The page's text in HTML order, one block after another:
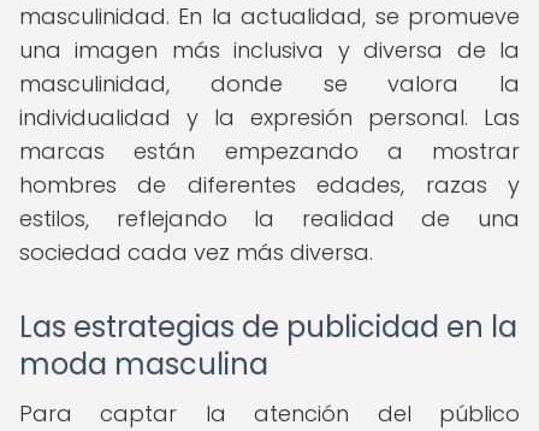
masculinidad. En la actualidad, se promueve
una imagen más inclusiva y diversa de la
masculinidad, donde se valora la
individualidad y la expresión personal. Las
marcas están empezando a mostrar
hombres de diferentes edades, razas y
estilos, reflejando la realidad de una
sociedad cada vez más diversa.
Las estrategias de publicidad en la
moda masculina
Para captar la atención del público